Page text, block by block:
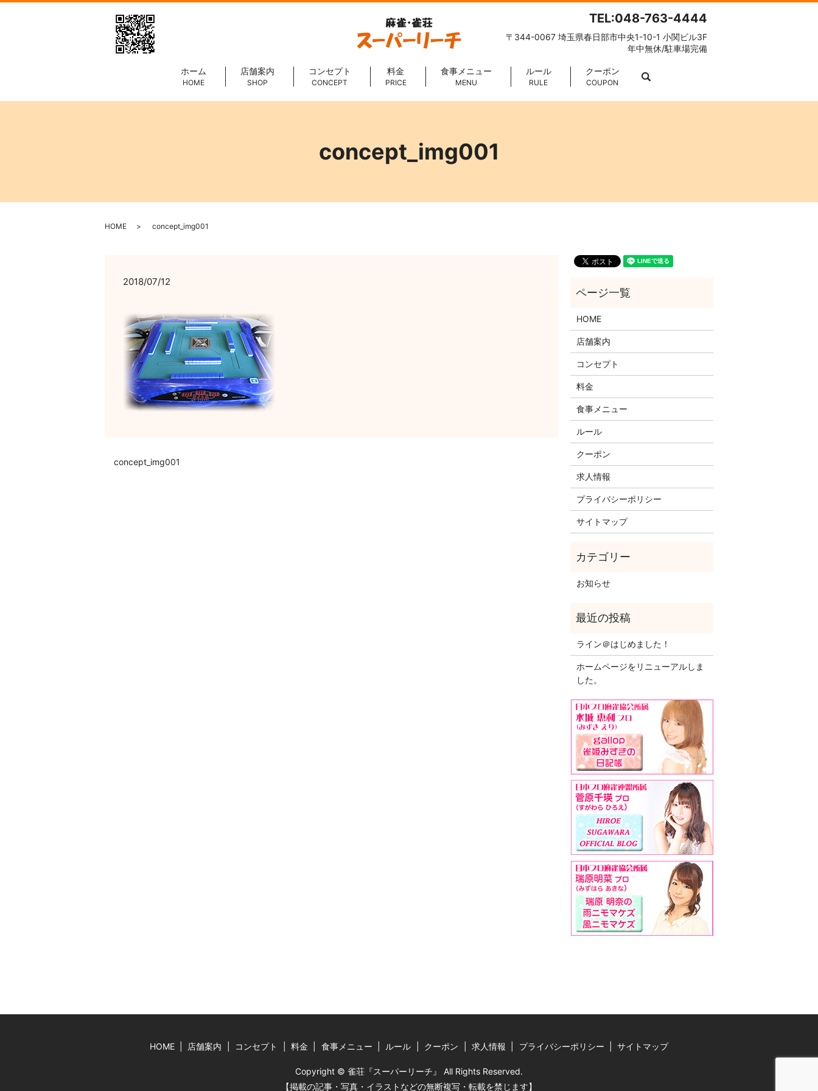
TEL:048-763-4444
〒344-0067 埼玉県春日部市中央1-10-1 小関ビル3F
年中無休/駐車場完備
ホーム
HOME
店舗案内
SHOP
コンセプト
CONCEPT
料金
PRICE
食事メニュー
MENU
ルール
RULE
クーポン
COUPON
concept_img001
HOME concept_img001
2018/07/12
concept_img001
HOME
店舗案内
コンセプト
料金
食事メニュー
ルール
クーポン
求人情報
プライバシーポリシー
サイトマップ
お知らせ
ライン＠はじめました！
ホームページをリニューアルしま
した。
HOME 店舗案内 コンセプト 料金 食事メニュー ルール クーポン 求人情報 プライバシーポリシー サイトマップ
Copyright © 雀荘『スーパーリーチ』 All Rights Reserved.
【掲載の記事・写真・イラストなどの無断複写・転載を禁じます】